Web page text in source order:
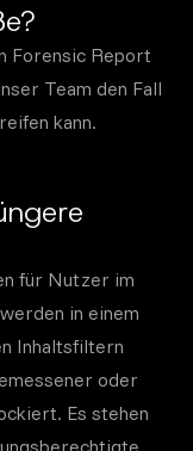
Forensic Report
Team den Fall
kann.
für Nutzer im
in einem
Inhaltsfiltern
oder
Es stehen